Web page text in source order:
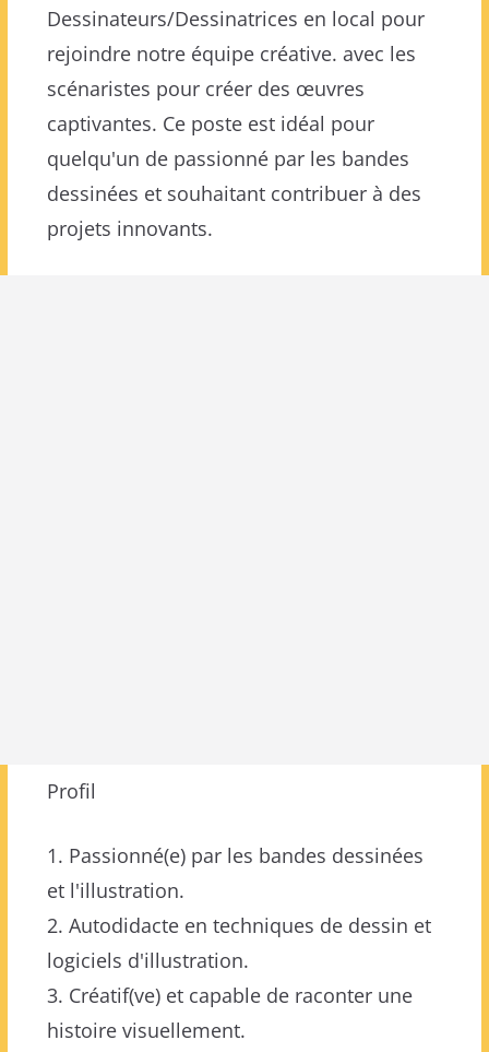
Dessinateurs/Dessinatrices en local pour
rejoindre notre équipe créative. avec les
scénaristes pour créer des œuvres
captivantes. Ce poste est idéal pour
quelqu'un de passionné par les bandes
dessinées et souhaitant contribuer à des
projets innovants.
Profil
1. Passionné(e) par les bandes dessinées
et l'illustration.
2. Autodidacte en techniques de dessin et
logiciels d'illustration.
3. Créatif(ve) et capable de raconter une
histoire visuellement.